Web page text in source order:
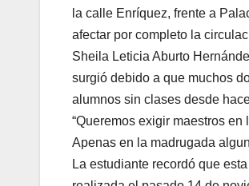
la calle Enríquez, frente a
afectar por completo la
Sheila Leticia Aburto
surgió debido a que muchos
alumnos sin clases desde
“Queremos exigir maestros
Apenas en la madrugada
La estudiante recordó que